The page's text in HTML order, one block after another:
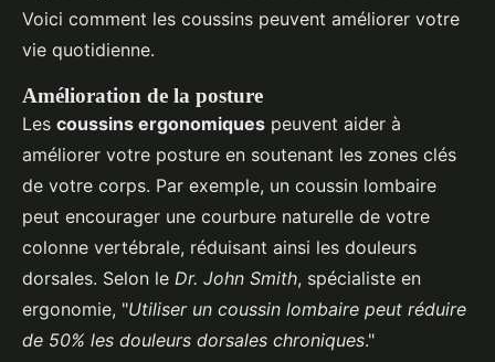
Voici comment les coussins peuvent améliorer votre
vie quotidienne.
Amélioration de la posture
Les coussins ergonomiques peuvent aider à
améliorer votre posture en soutenant les zones clés
de votre corps. Par exemple, un coussin lombaire
peut encourager une courbure naturelle de votre
colonne vertébrale, réduisant ainsi les douleurs
dorsales. Selon le Dr. John Smith, spécialiste en
ergonomie, "Utiliser un coussin lombaire peut réduire
de 50% les douleurs dorsales chroniques."